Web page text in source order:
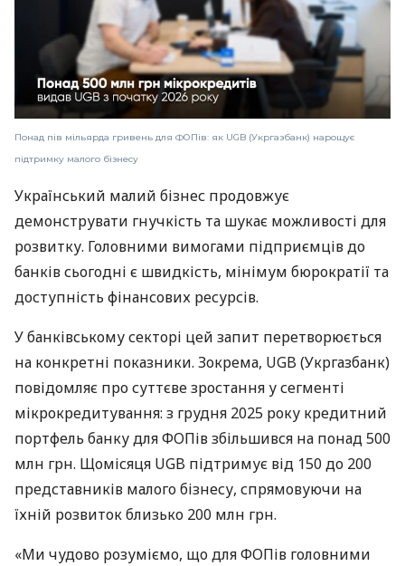
Понад пів мільярда гривень для ФОПів: як UGB (Укргазбанк) нарощує
підтримку малого бізнесу
Український малий бізнес продовжує
демонструвати гнучкість та шукає можливості для
розвитку. Головними вимогами підприємців до
банків сьогодні є швидкість, мінімум бюрократії та
доступність фінансових ресурсів.
У банківському секторі цей запит перетворюється
на конкретні показники. Зокрема, UGB (Укргазбанк)
повідомляє про суттєве зростання у сегменті
мікрокредитування: з грудня 2025 року кредитний
портфель банку для ФОПів збільшився на понад 500
млн грн. Щомісяця UGB підтримує від 150 до 200
представників малого бізнесу, спрямовуючи на
їхній розвиток близько 200 млн грн.
«Ми чудово розуміємо, що для ФОПів головними